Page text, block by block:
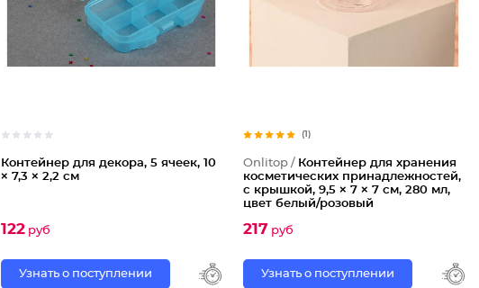
Контейнер для декора, 5 ячеек, 10
× 7,3 × 2,2 см
122руб
Узнать о поступлении
(1)
Onlitop / Контейнер для хранения
косметических принадлежностей,
с крышкой, 9,5 × 7 × 7 см, 280 мл,
цвет белый/розовый
217 руб
Узнать о поступлении